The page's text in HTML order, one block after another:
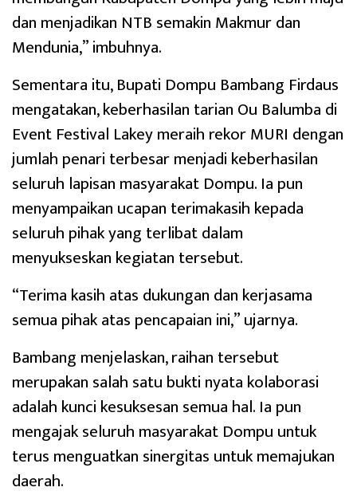
dan menjadikan NTB semakin Makmur dan
Mendunia,” imbuhnya.
Sementara itu, Bupati Dompu Bambang Firdaus
mengatakan, keberhasilan tarian Ou Balumba di
Event Festival Lakey meraih rekor MURI dengan
jumlah penari terbesar menjadi keberhasilan
seluruh lapisan masyarakat Dompu. Ia pun
menyampaikan ucapan terimakasih kepada
seluruh pihak yang terlibat dalam
menyukseskan kegiatan tersebut.
“Terima kasih atas dukungan dan kerjasama
semua pihak atas pencapaian ini,” ujarnya.
Bambang menjelaskan, raihan tersebut
merupakan salah satu bukti nyata kolaborasi
adalah kunci kesuksesan semua hal. Ia pun
mengajak seluruh masyarakat Dompu untuk
terus menguatkan sinergitas untuk memajukan
daerah.